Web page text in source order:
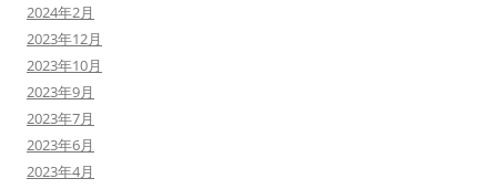
2024年2月
2023年12月
2023年10月
2023年9月
2023年7月
2023年6月
2023年4月